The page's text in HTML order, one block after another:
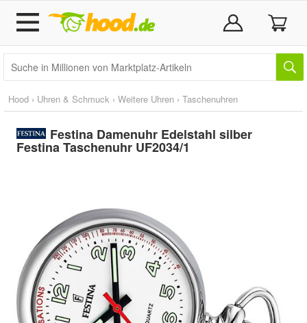
Hood › Uhren & Schmuck › Weitere Uhren › Taschenuhren
Festina Damenuhr Edelstahl silber
Festina Taschenuhr UF2034/1